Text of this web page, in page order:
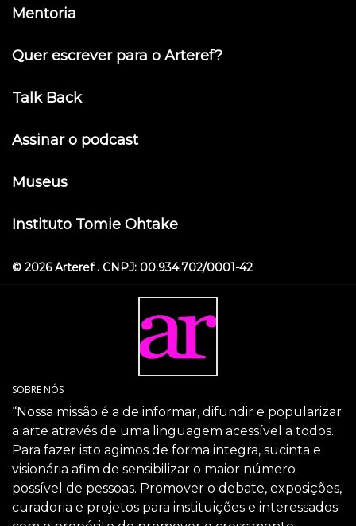
Mentoria
Quer escrever para o Arteref?
Talk Back
Assinar o podcast
Museus
Instituto Tomie Ohtake
© 2026 Arteref . CNPJ: 00.934.702/0001-42
SOBRE NÓS
“Nossa missão é a de informar, difundir e popularizar
a arte através de uma linguagem acessível a todos.
Para fazer isto agimos de forma integra, sucinta e
visionária afim de sensibilizar o maior número
possível de pessoas. Promover o debate, exposições,
curadoria e projetos para instituições e interessados